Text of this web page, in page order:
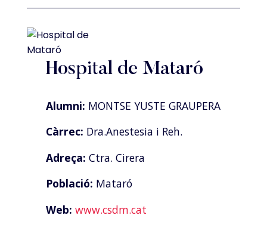
Hospital de Mataró
Alumni: MONTSE YUSTE GRAUPERA
Càrrec: Dra.Anestesia i Reh.
Adreça: Ctra. Cirera
Població: Mataró
Web: www.csdm.cat